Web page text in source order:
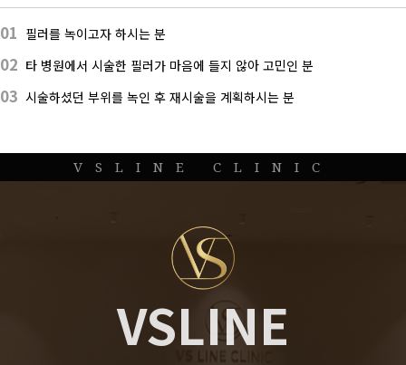
01 필러를 녹이고자 하시는 분
02 타 병원에서 시술한 필러가 마음에 들지 않아 고민인 분
03 시술하셨던 부위를 녹인 후 재시술을 계획하시는 분
VSLINE CLINIC
VSLINE